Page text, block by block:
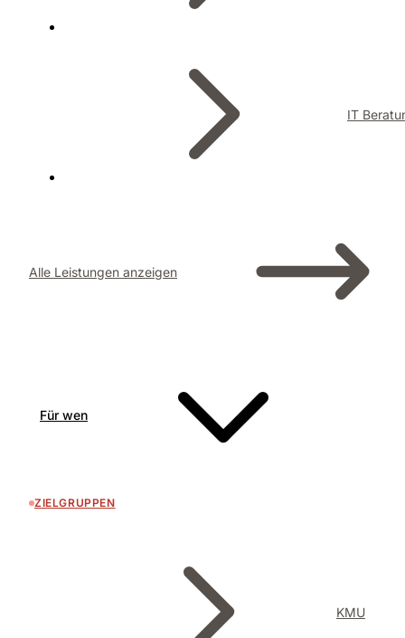
IT
Alle Leistungen anzeigen
Für wen
ZIELGRUPPEN
KMU